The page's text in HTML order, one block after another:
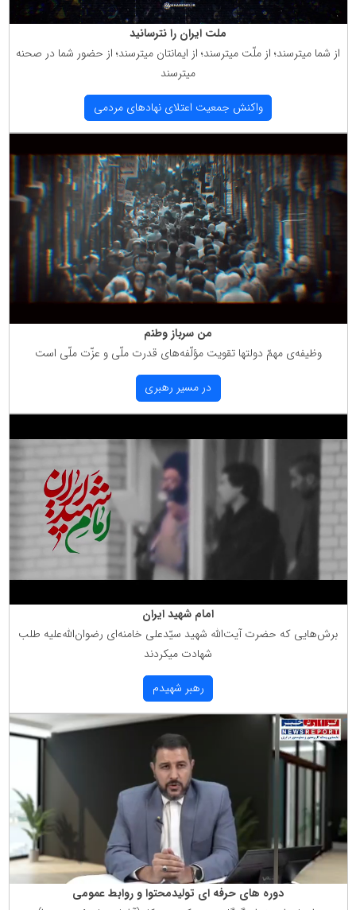
ملت ایران را نترسانید
از شما میترسند؛ از ملّت میترسند؛ از ایمانتان میترسند؛ از حضور شما در صحنه
میترسند
واكنش جمعیت اعتلای نهادهای مردمی
من سرباز وطنم
وظیفه‌ی مهمّ دولتها تقویت مؤلّفه‌های قدرت ملّی و عزّت ملّی است
در مسیر رهبری
امام شهید ایران
برش‌هایی كه حضرت آیت‌الله شهید سیّدعلی خامنه‌ای رضوان‌الله‌علیه طلب
شهادت میكردند
رهبر شهیدم
دوره های حرفه ای تولیدمحتوا و روابط عمومی